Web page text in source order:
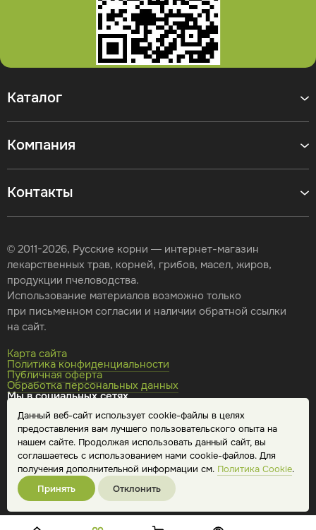
Данный веб-сайт использует cookie-файлы в целях
предоставления вам лучшего пользовательского опыта на
нашем сайте. Продолжая использовать данный сайт, вы
соглашаетесь с использованием нами cookie-файлов. Для
получения дополнительной информации см. Политика Cookie.
Принять
Отклонить
Контакты
Каталог
Компания
© 2011-2026, Русские корни — интернет-магазин
лекарственных трав, корней, грибов, масел, жиров,
продукции пчеловодства.
Использование материалов возможно только
при письменном согласии и наличии обратной ссылки
на сайт.
Карта сайта
Политика конфиденциальности
Публичная оферта
Обработка персональных данных
Мы в социальных сетях